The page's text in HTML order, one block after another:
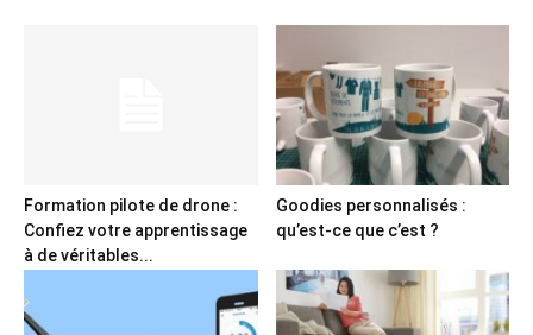
Formation pilote de drone :
Confiez votre apprentissage
à de véritables...
Goodies personnalisés :
qu’est-ce que c’est ?